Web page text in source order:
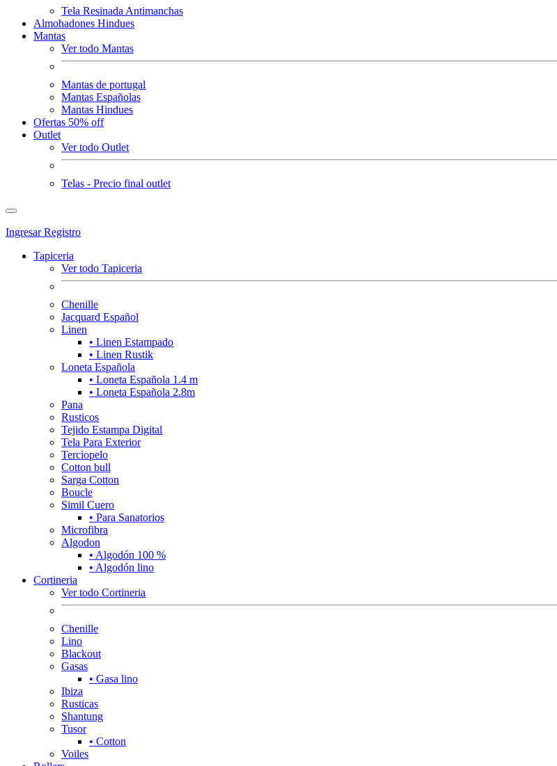
Tela Resinada Antimanchas
Almohadones Hindues
Mantas
Ver todo Mantas
Mantas de portugal
Mantas Españolas
Mantas Hindues
Ofertas 50% off
Outlet
Ver todo Outlet
Telas - Precio final outlet
IngresarRegistro
Tapiceria
Ver todo Tapiceria
Chenille
Jacquard Español
Linen
• Linen Estampado
• Linen Rustik
Loneta Española
• Loneta Española 1.4 m
• Loneta Española 2.8m
Pana
Rusticos
Tejido Estampa Digital
Tela Para Exterior
Terciopelo
Cotton bull
Sarga Cotton
Boucle
Simil Cuero
• Para Sanatorios
Microfibra
Algodon
• Algodón 100 %
• Algodón lino
Cortineria
Ver todo Cortineria
Chenille
Lino
Blackout
Gasas
• Gasa lino
Ibiza
Rusticas
Shantung
Tusor
• Cotton
Voiles